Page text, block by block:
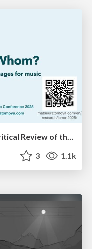
Hiding What from Whom? A Critical Review of the History of Programming languages for Music
3 1.1k